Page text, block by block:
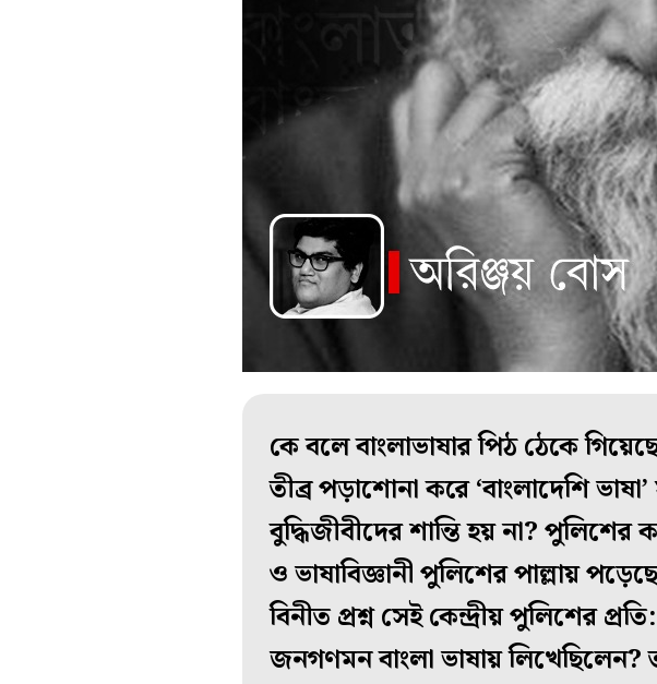
কে বলে বাংলাভাষার পিঠ ঠেকে
তীব্র পড়াশোনা করে ‘বাংলাদেশি
বুদ্ধিজীবীদের শান্তি হয় না?
ও ভাষাবিজ্ঞানী পুলিশের পাল্লায়
বিনীত প্রশ্ন সেই কেন্দ্রীয় পুলিশের
জনগণমন বাংলা ভাষায় লিখেছিলেন?